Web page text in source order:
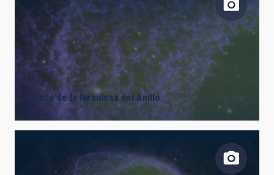
Detalle de la Nebulosa del Anillo